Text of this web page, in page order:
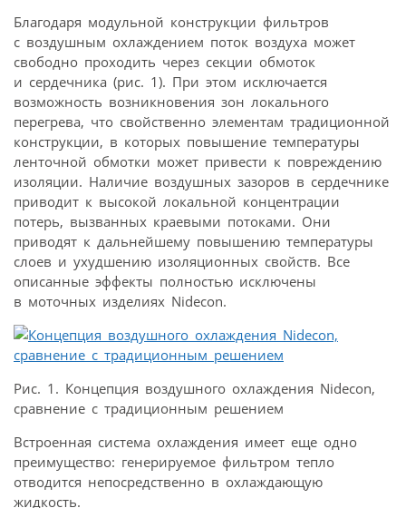
Благодаря модульной конструкции фильтров
с воздушным охлаждением поток воздуха может
свободно проходить через секции обмоток
и сердечника (рис. 1). При этом исключается
возможность возникновения зон локального
перегрева, что свойственно элементам традиционной
конструкции, в которых повышение температуры
ленточной обмотки может привести к повреждению
изоляции. Наличие воздушных зазоров в сердечнике
приводит к высокой локальной концентрации
потерь, вызванных краевыми потоками. Они
приводят к дальнейшему повышению температуры
слоев и ухудшению изоляционных свойств. Все
описанные эффекты полностью исключены
в моточных изделиях Nidecon.
Рис. 1. Концепция воздушного охлаждения Nidecon,
сравнение с традиционным решением
Встроенная система охлаждения имеет еще одно
преимущество: генерируемое фильтром тепло
отводится непосредственно в охлаждающую
жидкость.